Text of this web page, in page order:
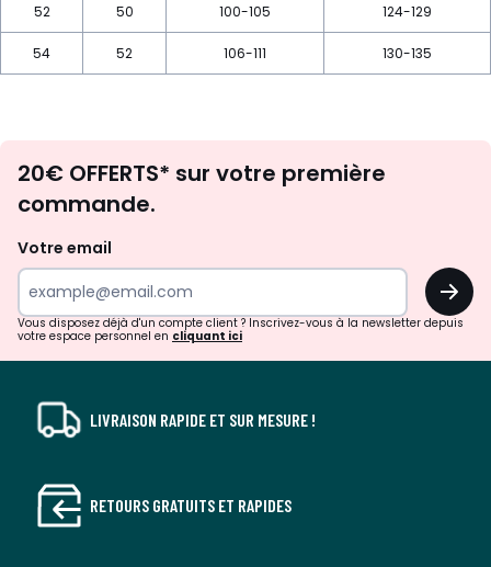
52 50 100-105 124-129
54 52 106-111 130-135
d'inspirations
surprises?
20€ OFFERTS* sur votre première
commande.
Votre email
OK
Vous disposez déjà d'un compte client ? Inscrivez-vous à la newsletter depuis
votre espace personnel en cliquant ici
LIVRAISON RAPIDE ET SUR MESURE !
RETOURS GRATUITS ET RAPIDES